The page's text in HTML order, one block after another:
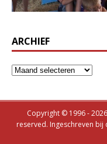
ARCHIEF
Copyright © 1996 -
reserved. Ingeschreven